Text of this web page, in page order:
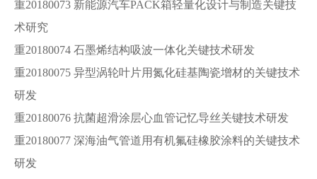
重20180073 新能源汽车PACK箱轻量化设计与制造关键技
术研究
重20180074 石墨烯结构吸波一体化关键技术研发
重20180075 异型涡轮叶片用氮化硅基陶瓷增材的关键技术
研发
重20180076 抗菌超滑涂层心血管记忆导丝关键技术研发
重20180077 深海油气管道用有机氟硅橡胶涂料的关键技术
研发